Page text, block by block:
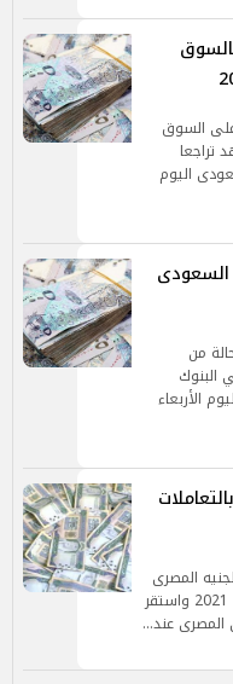
على السوق
تراجعا
اليوم
السعودى
من
البنوك
الأربعاء
المصرى
خلال التعاملات المسائية اليوم السبت 3 أبريل 2021 واستقر
المصرى عند…